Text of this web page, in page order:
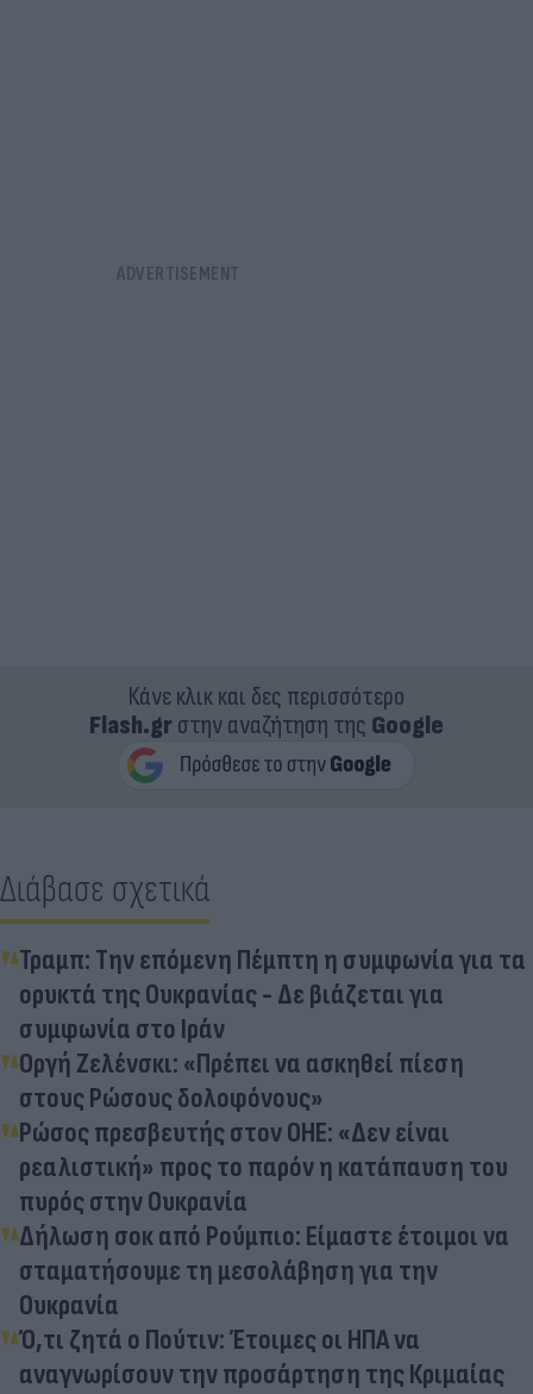
Κάνε κλικ και δες περισσότερο
Flash.grστην αναζήτηση της Google
Διάβασε σχετικά
Τραμπ: Την επόμενη Πέμπτη η συμφωνία για τα
ορυκτά της Ουκρανίας - Δε βιάζεται για
συμφωνία στο Ιράν
Οργή Ζελένσκι: «Πρέπει να ασκηθεί πίεση
στους Ρώσους δολοφόνους»
Ρώσος πρεσβευτής στον ΟΗΕ: «Δεν είναι
ρεαλιστική» προς το παρόν η κατάπαυση του
πυρός στην Ουκρανία
Δήλωση σοκ από Ρούμπιο: Είμαστε έτοιμοι να
σταματήσουμε τη μεσολάβηση για την
Ουκρανία
Ό,τι ζητά ο Πούτιν: Έτοιμες οι ΗΠΑ να
αναγνωρίσουν την προσάρτηση της Κριμαίας